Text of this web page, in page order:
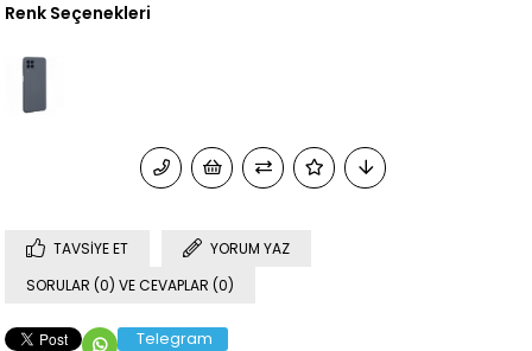
Renk Seçenekleri
TAVSIYE ET
YORUM YAZ
SORULAR (0) VE CEVAPLAR (0)
Telegram